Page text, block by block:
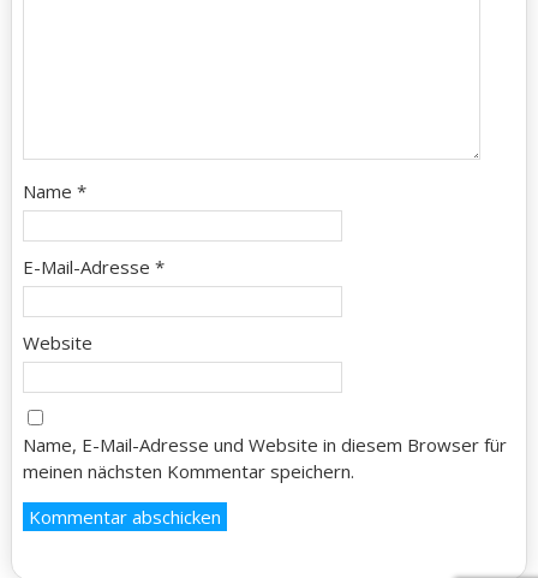
Name *
E-Mail-Adresse *
Website
Name, E-Mail-Adresse und Website in diesem Browser für
meinen nächsten Kommentar speichern.